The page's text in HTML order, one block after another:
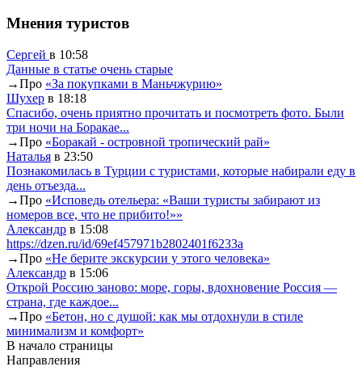
Мнения туристов
Сергей в 10:58
Данные в статье очень старые
→Про «За покупками в Маньчжурию»
Шухер в 18:18
Спасибо, очень приятно прочитать и посмотреть фото. Были
три ночи на Боракае...
→Про «Боракай - островной тропический рай»
Наталья в 23:50
Познакомилась в Турции с туристами, которые набирали еду в
день отъезда...
→Про «Исповедь отельера: «Ваши туристы забирают из
номеров все, что не прибито!»»
Александр в 15:08
https://dzen.ru/id/69ef457971b2802401f6233a
→Про «Не берите экскурсии у этого человека»
Александр в 15:06
Открой Россию заново: море, горы, вдохновение Россия —
страна, где каждое...
→Про «Бетон, но с душой: как мы отдохнули в стиле
минимализм и комфорт»
В начало страницы
Направления